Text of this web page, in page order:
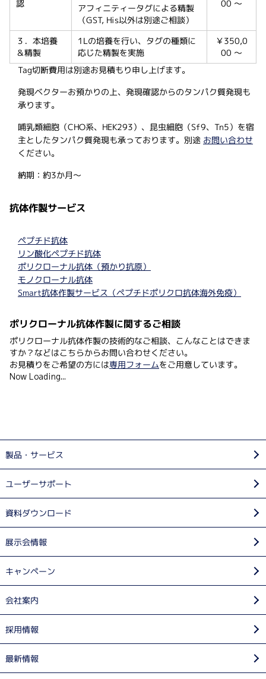
認 アフィニティータグによる精製
（GST, His以外は別途ご相談）
00 ～
３．本培養
＆精製
1Lの培養を行い、タグの種類に
応じた精製を実施
￥350,0
00 ～
Tag切断費用は別途お見積もり申し上げます。
発現ベクターお預かりの上、発現確認からのタンパク質発現も
承ります。
哺乳類細胞（CHO系、HEK293）、昆虫細胞（Sf9、Tn5）を宿
主としたタンパク質発現も承っております。別途 お問い合わせ
ください。
納期：約3か月～
抗体作製サービス
ペプチド抗体
リン酸化ペプチド抗体
ポリクローナル抗体（預かり抗原）
モノクローナル抗体
Smart抗体作製サービス（ペプチドポリクロ抗体海外免疫）
ポリクローナル抗体作製に関するご相談
ポリクローナル抗体作製の技術的なご相談、こんなことはできま
すか？などはこちらからお問い合わせください。
お見積りをご希望の方には専用フォームをご用意しています。
Now Loading...
製品・サービス
ユーザーサポート
資料ダウンロード
展示会情報
キャンペーン
会社案内
採用情報
最新情報